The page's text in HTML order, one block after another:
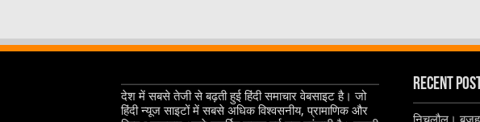
देश में सबसे तेजी से बढ़ती हुई हिंदी समाचार वेबसाइट है। जो
हिंदी न्यूज साइटों में सबसे अधिक विश्वसनीय, प्रामाणिक और
Recent